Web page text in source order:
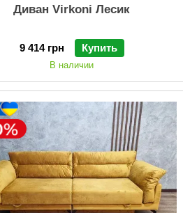
Диван Virkoni Лесик
9 414 грн Купить
В наличии